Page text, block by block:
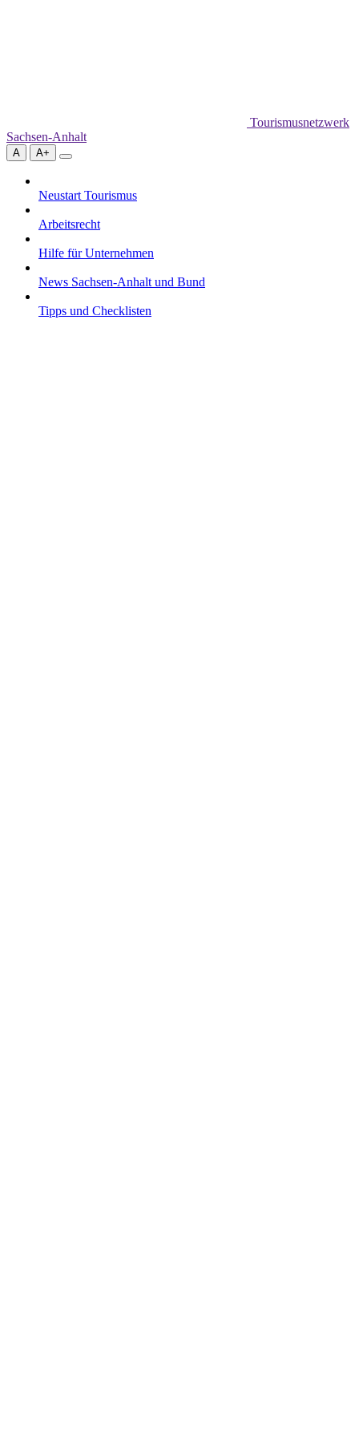
Tourismusnetzwerk
Sachsen-Anhalt
A A+
Neustart Tourismus
Arbeitsrecht
Hilfe für Unternehmen
News Sachsen-Anhalt und Bund
Tipps und Checklisten